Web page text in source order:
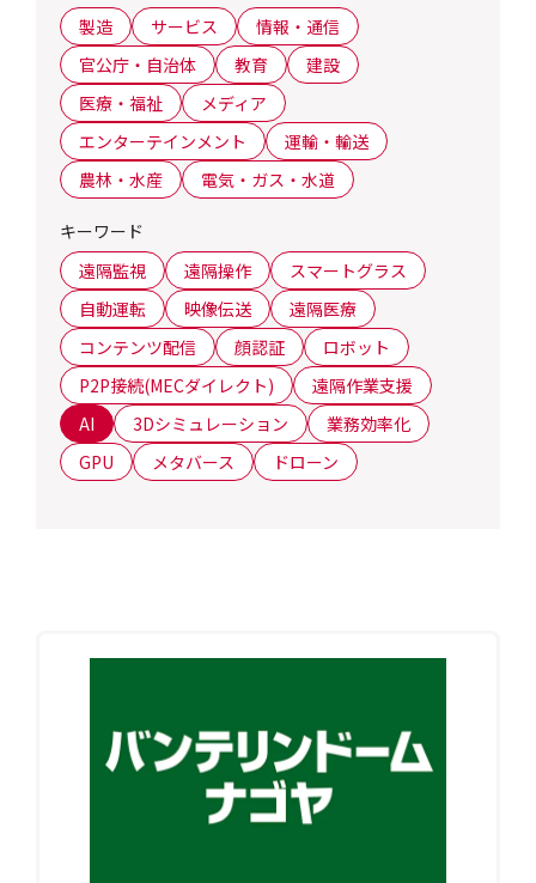
製造
サービス
情報・通信
官公庁・自治体
教育
建設
医療・福祉
メディア
エンターテインメント
運輸・輸送
農林・水産
電気・ガス・水道
キーワード
遠隔監視
遠隔操作
スマートグラス
自動運転
映像伝送
遠隔医療
コンテンツ配信
顔認証
ロボット
P2P接続(MECダイレクト)
遠隔作業支援
AI
3Dシミュレーション
業務効率化
GPU
メタバース ドローン